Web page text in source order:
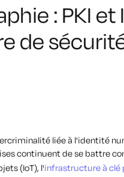
: PKI
de
liée à l'identité
continuent de se battre
(IoT), l'infrastructure à clé